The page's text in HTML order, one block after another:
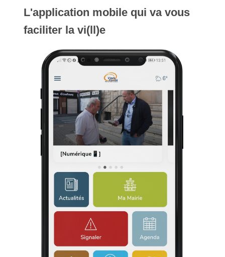
L'application mobile qui va vous
faciliter la vi(ll)e